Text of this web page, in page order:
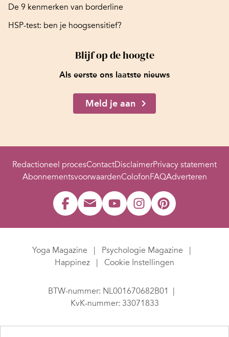
De 9 kenmerken van borderline
HSP-test: ben je hoogsensitief?
Blijf op de hoogte
Als eerste ons laatste nieuws
Meld je aan
Redactioneel procesContactDisclaimerPrivacy statement
AbonnementsvoorwaardenColofonFAQAdverteren
Yoga Magazine
Psychologie Magazine
Happinez
Cookie Instellingen
BTW-nummer: NL001670682B01
KvK-nummer: 33071833